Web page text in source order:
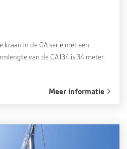
in de GA serie met een
van de GA134 is 34 meter.
Meer informatie